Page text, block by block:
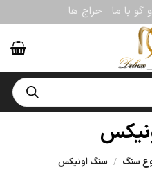
با ما حراج ها
سنگ / سنگ اونیکس